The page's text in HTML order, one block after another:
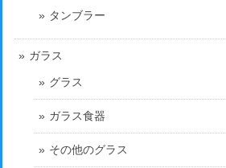
タンブラー
ガラス
グラス
ガラス食器
その他のグラス